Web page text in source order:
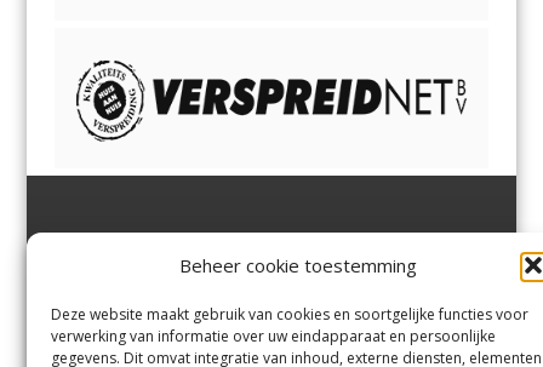
Beheer cookie toestemming
Deze website maakt gebruik van cookies en soortgelijke functies voor
verwerking van informatie over uw eindapparaat en persoonlijke
gegevens. Dit omvat integratie van inhoud, externe diensten, elementen
Margadantstraat 34
0255-533900
info@jutter.nlofinfo@hofgee
st.nl
Velserbroek,Velsen-Zuid,
Zuid,Driehuisen
Spaarnwoude.